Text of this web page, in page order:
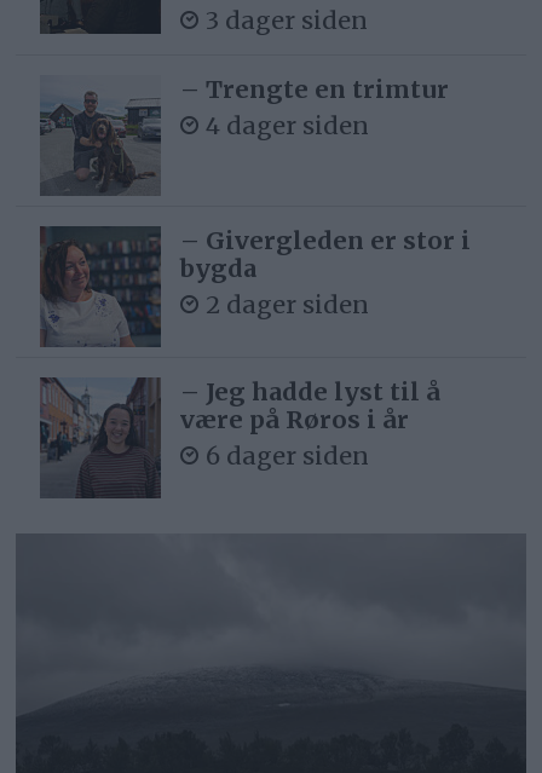
3 dager siden
– Trengte en trimtur
4 dager siden
– Givergleden er stor i
bygda
2 dager siden
– Jeg hadde lyst til å
være på Røros i år
6 dager siden